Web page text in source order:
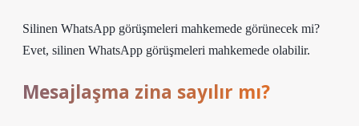
Silinen WhatsApp görüşmeleri mahkemede görünecek mi?
Evet, silinen WhatsApp görüşmeleri mahkemede olabilir.
Mesajlaşma zina sayılır mı?